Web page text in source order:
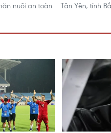
nuôi an toàn
Tân Yên, tỉnh